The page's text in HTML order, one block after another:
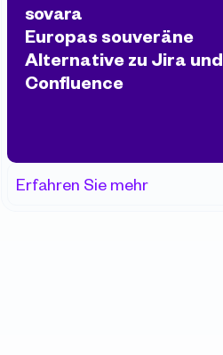
sovara
Europas souveräne
Alternative zu Jira und
Confluence
Erfahren Sie mehr